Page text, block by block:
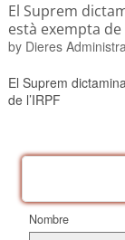
El Suprem
està exempta de
by Dieres
El Suprem
de l’IRPF
Nombre